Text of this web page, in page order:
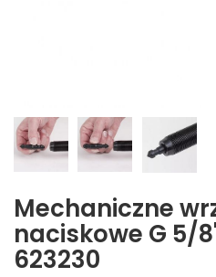
Mechaniczne
naciskowe G 5/
623230